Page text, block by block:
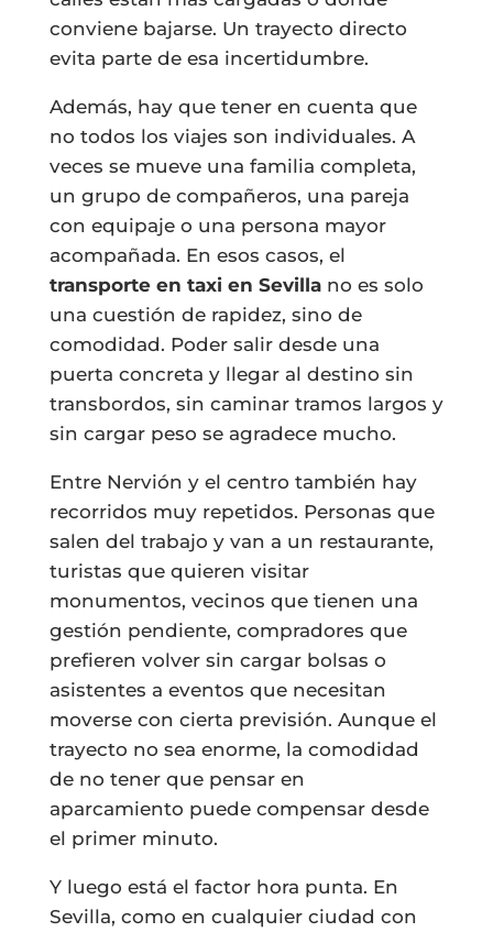
conviene bajarse. Un trayecto directo
evita parte de esa incertidumbre.
Además, hay que tener en cuenta que
no todos los viajes son individuales. A
veces se mueve una familia completa,
un grupo de compañeros, una pareja
con equipaje o una persona mayor
acompañada. En esos casos, el
transporte en taxi en Sevillano es solo
una cuestión de rapidez, sino de
comodidad. Poder salir desde una
puerta concreta y llegar al destino sin
transbordos, sin caminar tramos largos y
sin cargar peso se agradece mucho.
Entre Nervión y el centro también hay
recorridos muy repetidos. Personas que
salen del trabajo y van a un restaurante,
turistas que quieren visitar
monumentos, vecinos que tienen una
gestión pendiente, compradores que
prefieren volver sin cargar bolsas o
asistentes a eventos que necesitan
moverse con cierta previsión. Aunque el
trayecto no sea enorme, la comodidad
de no tener que pensar en
aparcamiento puede compensar desde
el primer minuto.
Y luego está el factor hora punta. En
Sevilla, como en cualquier ciudad con